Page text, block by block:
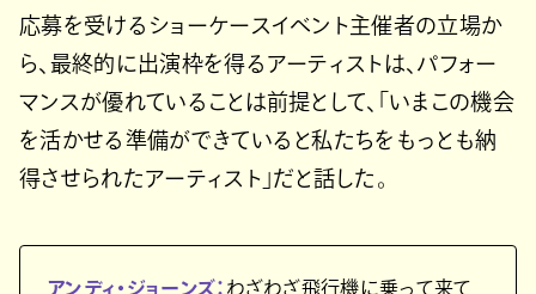
応募を受けるショーケースイベント主催者の立場か
ら、最終的に出演枠を得るアーティストは、パフォー
マンスが優れていることは前提として、「いまこの機会
を活かせる準備ができていると私たちをもっとも納
得させられたアーティスト」だと話した。
アンディ・ジョーンズ： わざわざ飛行機に乗って来て